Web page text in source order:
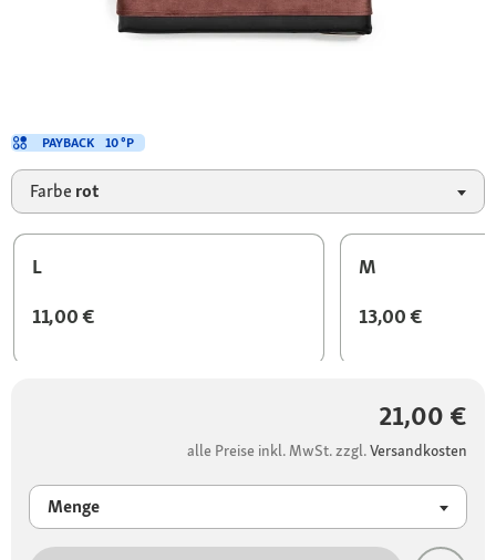
Farbe rot
L
11,00 €
M
13,00 €
21,00 €
alle Preise inkl. MwSt. zzgl.Versandkosten
Menge
PAYBACK 10 °P